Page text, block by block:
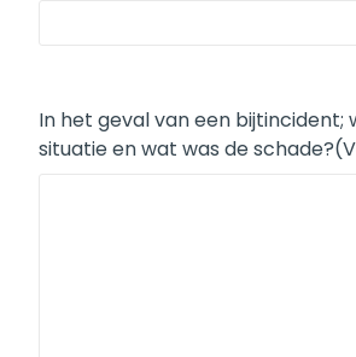
In het geval van een bijtincident;
situatie en wat was de schade?